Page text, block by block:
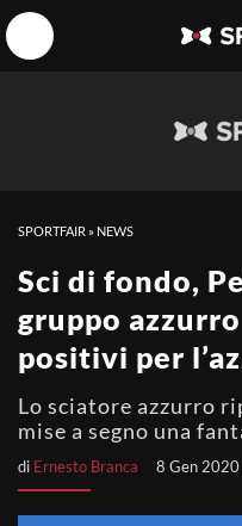
SPORTFAIR » NEWS
Sci di fondo,
gruppo
positivi per
Lo sciatore azzurro
mise a segno una
di Ernesto Branca 8 Gen